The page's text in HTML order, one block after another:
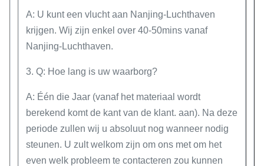
A: U kunt een vlucht aan Nanjing-Luchthaven
krijgen. Wij zijn enkel over 40-50mins vanaf
Nanjing-Luchthaven.
3. Q: Hoe lang is uw waarborg?
A: Één die Jaar (vanaf het materiaal wordt
berekend komt de kant van de klant. aan). Na deze
periode zullen wij u absoluut nog wanneer nodig
steunen. U zult welkom zijn om ons met om het
even welk probleem te contacteren zou kunnen